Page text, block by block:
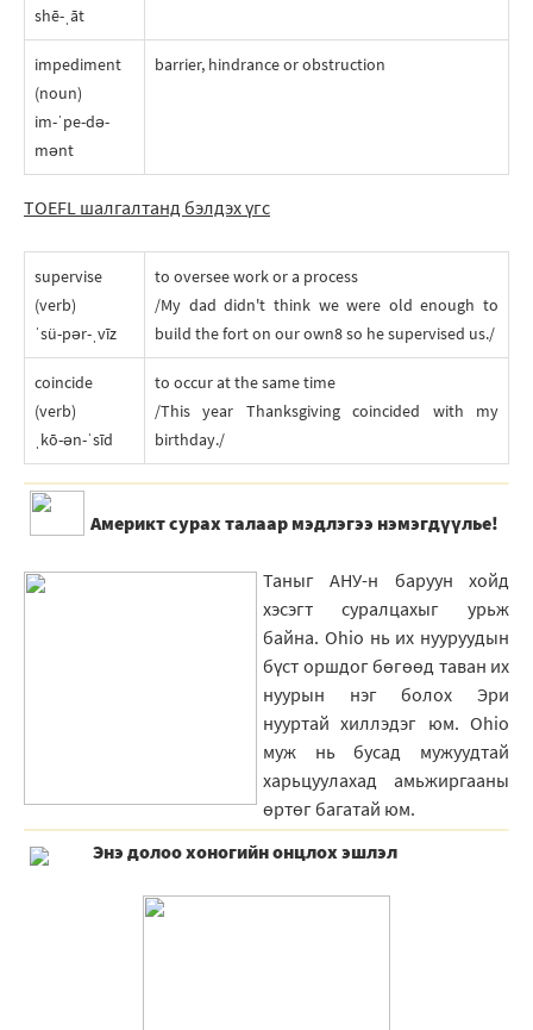
shē-ˌāt
impediment
(noun)
im-ˈpe-də-
mənt
barrier, hindrance or obstruction
TOEFL шалгалтанд бэлдэх үгc
supervise
(verb)
ˈsü-pər-ˌvīz
to oversee work or a process
/My dad didn't think we were old enough to
build the fort on our own8 so he supervised us./
coincide
(verb)
ˌkō-ən-ˈsīd
to occur at the same time
/This year Thanksgiving coincided with my
birthday./
Америкт сурах талаар мэдлэгээ нэмэгдүүлье!
Таныг АНУ-н баруун хойд
хэсэгт суралцахыг урьж
байна. Ohio нь их нууруудын
бүст оршдог бөгөөд таван их
нуурын нэг болох Эри
нууртай хиллэдэг юм. Ohio
муж нь бусад мужуудтай
харьцуулахад амьжиргааны
өртөг багатай юм.
Энэ долоо хоногийн онцлох эшлэл